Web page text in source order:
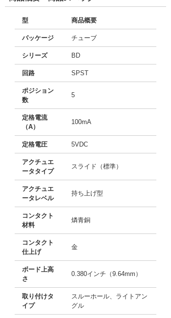
型 商品概要
パッケージ チューブ
シリーズ BD
回路 SPST
ポジション
数
5
定格電流
（A）
100mA
定格電圧 5VDC
アクチュエ
ータタイプ
スライド（標準）
アクチュエ
ータレベル
持ち上げ型
コンタクト
材料
燐青銅
コンタクト
仕上げ
金
ボード上高
さ
0.380インチ（9.64mm）
取り付けタ
イプ
スルーホール、ライトアン
グル